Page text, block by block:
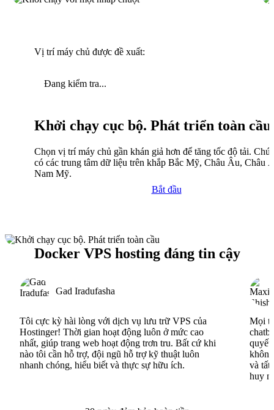
Vị trí máy chủ được đề xuất:
Đang kiểm tra...
Khởi chạy cục bộ. Phát triển toàn cầu
Chọn vị trí máy chủ gần khán giả hơn để tăng tốc độ tải.
có các trung tâm dữ liệu trên khắp Bắc Mỹ, Châu Âu, Châu
Nam Mỹ.
Bắt đầu
Docker VPS hosting đáng tin cậy
Gad Iradufasha
Tôi cực kỳ hài lòng với dịch vụ lưu trữ VPS của
Hostinger! Thời gian hoạt động luôn ở mức cao
nhất, giúp trang web hoạt động trơn tru. Bất cứ khi
nào tôi cần hỗ trợ, đội ngũ hỗ trợ kỹ thuật luôn
nhanh chóng, hiểu biết và thực sự hữu ích.
Mọi
quyết
và tất
huy